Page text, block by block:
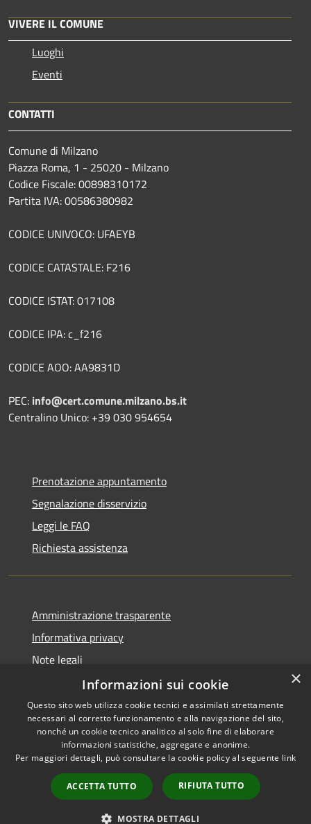
VIVERE IL COMUNE
Luoghi
Eventi
CONTATTI
Comune di Milzano
Piazza Roma, 1 - 25020 - Milzano
Codice Fiscale: 00898310172
Partita IVA: 00586380982
CODICE UNIVOCO: UFAEYB
CODICE CATASTALE: F216
CODICE ISTAT: 017108
CODICE IPA: c_f216
CODICE AOO: AA9831D
PEC: info@cert.comune.milzano.bs.it
Centralino Unico: +39 030 954654
Prenotazione appuntamento
Segnalazione disservizio
Leggi le FAQ
Richiesta assistenza
Amministrazione trasparente
Informativa privacy
Note legali
Dichiarazione di accessibilità
RSS
Accessibilità
Copyright © 2026 • Comune di
Municipium•
Accesso
redazione
×
Informazioni sui cookie
Questo sito web utilizza cookie tecnici e assimilati strettamente
necessari al corretto funzionamento e alla navigazione del sito,
nonché un cookie tecnico analitico al solo fine di elaborare
informazioni statistiche, aggregate e anonime.
Per maggiori dettagli, può consultare la cookie policy al seguente link
ACCETTA TUTTO RIFIUTA TUTTO
MOSTRA DETTAGLI